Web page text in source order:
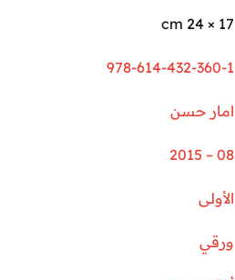
17 × 24 cm
978-614-432-360-1
امار حسن
08 – 2015
الأولى
ورقي